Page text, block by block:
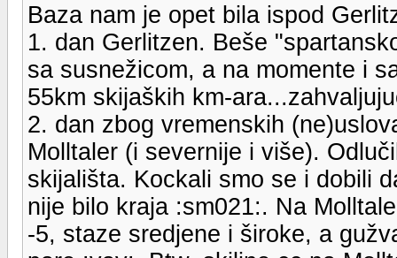
Baza nam je opet bila ispod
1. dan Gerlitzen. Beše
sa susnežicom, a na momente i
55km skijaških km-
2. dan zbog vremenskih
Molltaler (i severnije i više).
skijališta. Kockali smo se i dobili
nije bilo kraja :sm021:. Na
-5, staze sredjene i široke, a